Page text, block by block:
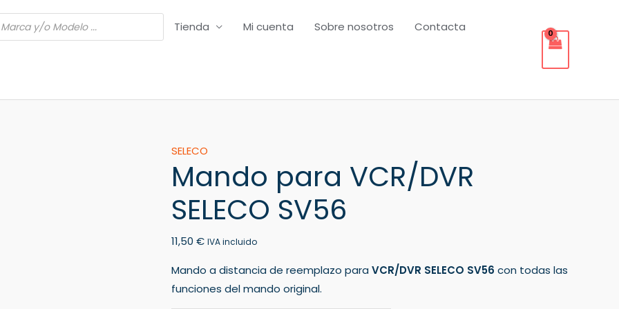
Tienda Mi cuenta Sobre nosotros Contacta
SELECO
Mando para VCR/DVR
SELECO SV56
11,50 € IVA incluido
Mando a distancia de reemplazo paraVCR/DVR SELECO SV56 con todas las
funciones del mando original.
Mando
para
VCR/DVR
SELECO
cantidad